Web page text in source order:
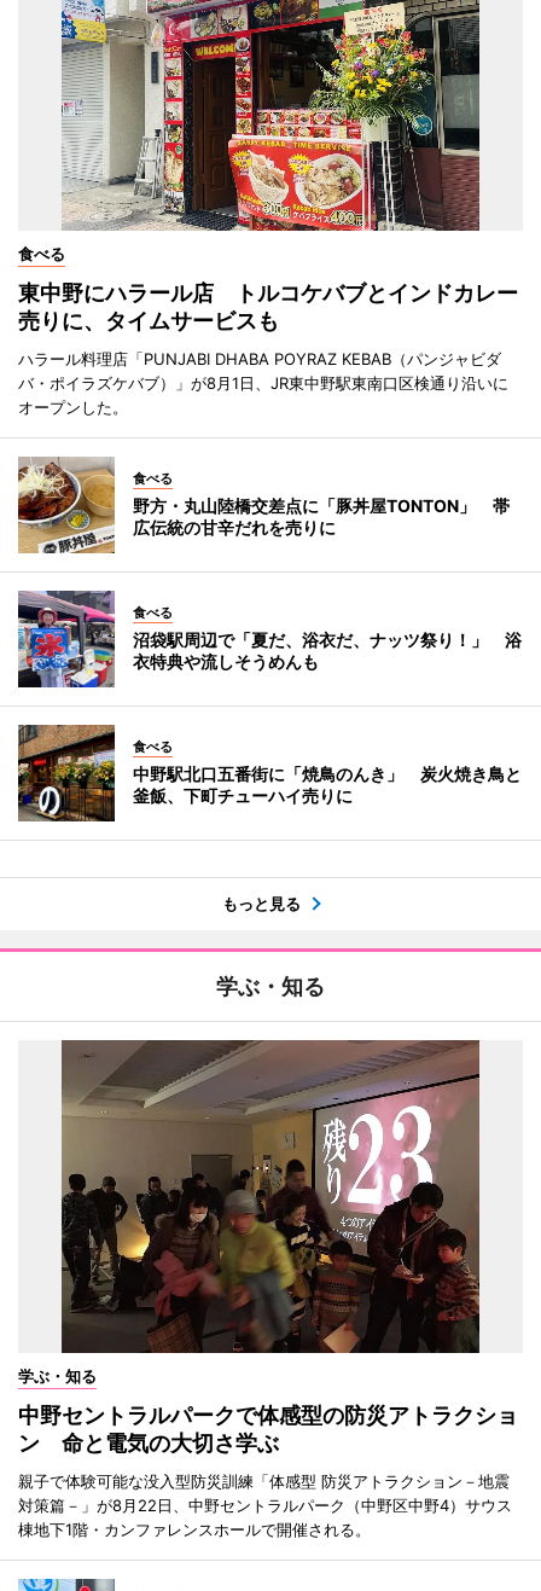
食べる
東中野にハラール店 トルコケバブとインドカレー
売りに、タイムサービスも
ハラール料理店「PUNJABI DHABA POYRAZ KEBAB（パンジャビダ
バ・ポイラズケバブ）」が8月1日、JR東中野駅東南口区検通り沿いに
オープンした。
食べる
野方・丸山陸橋交差点に「豚丼屋TONTON」 帯
広伝統の甘辛だれを売りに
食べる
沼袋駅周辺で「夏だ、浴衣だ、ナッツ祭り！」 浴
衣特典や流しそうめんも
食べる
中野駅北口五番街に「焼鳥のんき」 炭火焼き鳥と
釜飯、下町チューハイ売りに
もっと見る
学ぶ・知る
学ぶ・知る
中野セントラルパークで体感型の防災アトラクショ
ン 命と電気の大切さ学ぶ
親子で体験可能な没入型防災訓練「体感型 防災アトラクション－地震
対策篇－」が8月22日、中野セントラルパーク（中野区中野4）サウス
棟地下1階・カンファレンスホールで開催される。